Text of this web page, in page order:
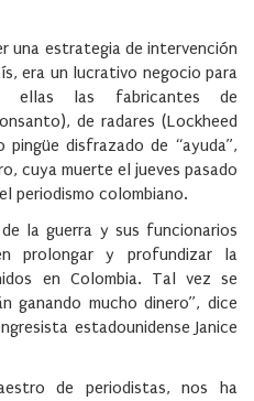
una estrategia de intervención
era un lucrativo negocio para
ellas las fabricantes de
de radares (Lockheed
disfrazado de “ayuda”,
cuya muerte el jueves pasado
periodismo colombiano.
la guerra y sus funcionarios
prolongar y profundizar la
en Colombia. Tal vez se
ganando mucho dinero”, dice
estadounidense Janice
de periodistas, nos ha